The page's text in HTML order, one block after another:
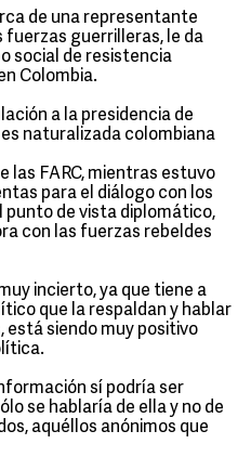
de una representante
fuerzas guerrilleras, le da
social de resistencia
Colombia.
a la presidencia de
naturalizada colombiana
las FARC, mientras estuvo
para el diálogo con los
punto de vista diplomático,
con las fuerzas rebeldes
incierto, ya que tiene a
que la respaldan y hablar
está siendo muy positivo
sí podría ser
se hablaría de ella y no de
aquéllos anónimos que